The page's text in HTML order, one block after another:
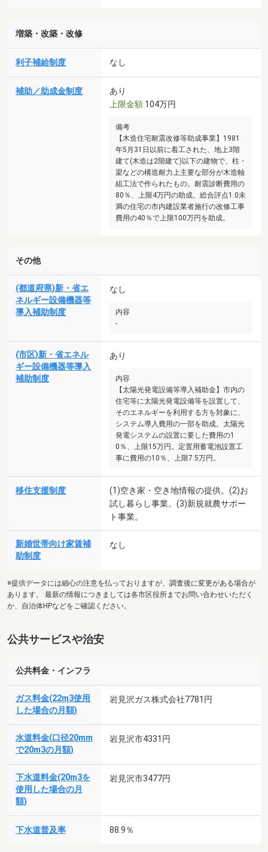
増築・改築・改修
利子補給制度 なし
補助／助成金制度
あり
上限金額 104万円
備考
【木造住宅耐震改修等助成事業】1981
年5月31日以前に着工された、地上3階
建て(木造は2階建て)以下の建物で、柱・
梁などの構造耐力上主要な部分が木造軸
組工法で作られたもの。耐震診断費用の
80％、上限4万円の助成。総合評点1.0未
満の住宅の市内建設業者施行の改修工事
費用の40％で上限100万円を助成。
その他
(都道府県)新・省エ
ネルギー設備機器等
導入補助制度
なし
内容
-
(市区)新・省エネル
ギー設備機器等導入
補助制度
あり
内容
【太陽光発電設備等導入補助金】市内の
住宅等に太陽光発電設備等を設置して、
そのエネルギーを利用する方を対象に、
システム導入費用の一部を助成。太陽光
発電システムの設置に要した費用の1
0％、上限15万円。定置用蓄電池設置工
事に費用の10％、上限7.5万円。
移住支援制度
(1)空き家・空き地情報の提供。(2)お
試し暮らし事業。(3)新規就農サポー
ト事業。
新婚世帯向け家賃補
助制度
なし
※提供データには細心の注意を払っておりますが、調査後に変更がある場合が
あります。 最新の情報につきましては各市区役所までお問い合わせいただく
か、自治体HPなどをご確認ください。
公共サービスや治安
公共料金・インフラ
ガス料金(22m3使用
した場合の月額)
岩見沢ガス株式会社7781円
水道料金(口径20mm
で20m3の月額)
岩見沢市4331円
下水道料金(20m3を
使用した場合の月
額)
岩見沢市3477円
下水道普及率 88.9％